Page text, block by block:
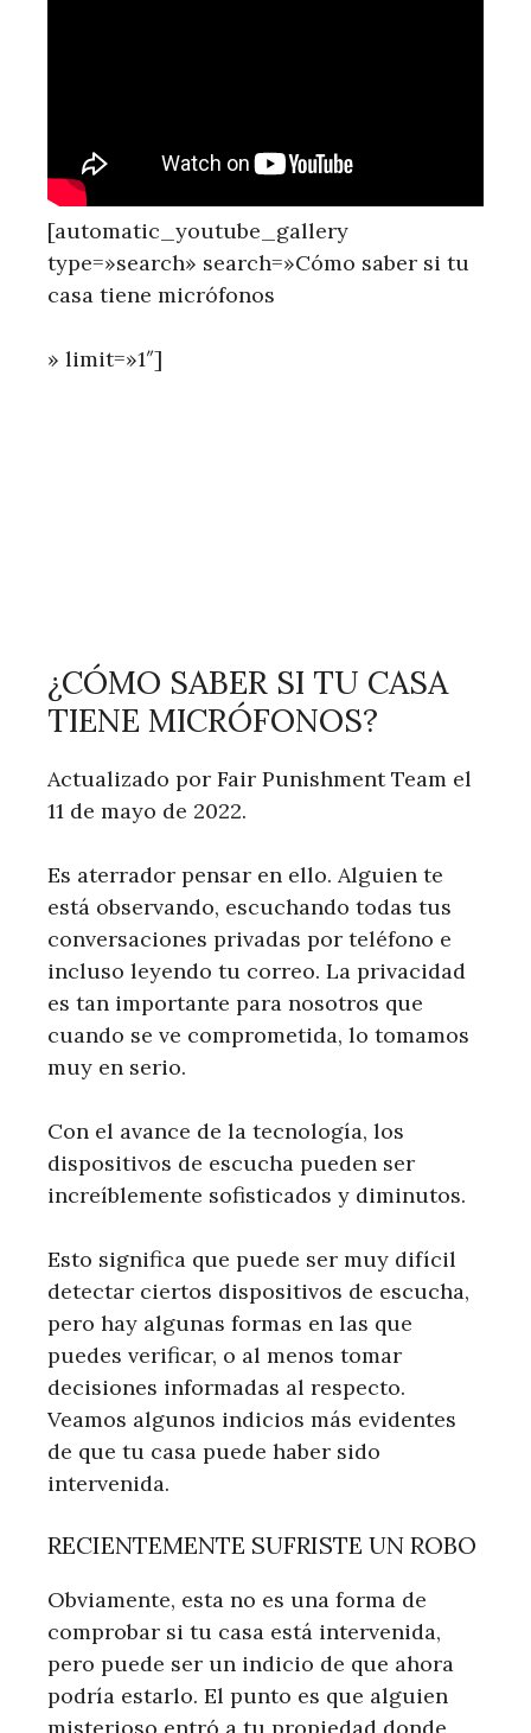
[automatic_youtube_gallery
type=»search» search=»Cómo saber si tu
casa tiene micrófonos
» limit=»1″]
¿CÓMO SABER SI TU CASA
TIENE MICRÓFONOS?
Actualizado por Fair Punishment Team el
11 de mayo de 2022.
Es aterrador pensar en ello. Alguien te
está observando, escuchando todas tus
conversaciones privadas por teléfono e
incluso leyendo tu correo. La privacidad
es tan importante para nosotros que
cuando se ve comprometida, lo tomamos
muy en serio.
Con el avance de la tecnología, los
dispositivos de escucha pueden ser
increíblemente sofisticados y diminutos.
Esto significa que puede ser muy difícil
detectar ciertos dispositivos de escucha,
pero hay algunas formas en las que
puedes verificar, o al menos tomar
decisiones informadas al respecto.
Veamos algunos indicios más evidentes
de que tu casa puede haber sido
intervenida.
RECIENTEMENTE SUFRISTE UN ROBO
Obviamente, esta no es una forma de
comprobar si tu casa está intervenida,
pero puede ser un indicio de que ahora
podría estarlo. El punto es que alguien
misterioso entró a tu propiedad donde